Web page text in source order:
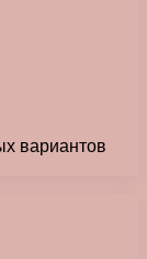
вариантов